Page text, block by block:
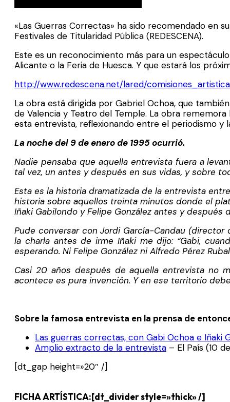
«Las Guerras Correctas» ha sido recomendado en
Festivales de Titularidad Pública (REDESCENA).
Este es un reconocimiento más para un
Alicante o la Feria de Huesca. Y que estará los
http://www.redescena.net/lared/
La obra está dirigida por Gabriel Ochoa, que
de Valencia y Teatro del Temple. La obra
esta entrevista, reflexionando entre el periodismo y
La noche del 9 de enero de 1995 ocurrió.
Nadie pensaba que aquella entrevista fuera a
tal vez, un antes y después en sus vidas, y sobre
Esta es la historia dramatizada de la entrevista
historia sobre aquellos treinta minutos donde el
Iñaki Gabilondo y Felipe González antes y después
Pude conversar con Jordi García-Candau (director
la charla antes de irme Iñaki me dijo: “Gabi,
esperando. Ni Felipe González ni Alfredo Pérez
Casi 20 años después de aquella entrevista no
acontece es pura invención. Y en ese territorio
Sobre la famosa entrevista en la prensa de
Las guerras correctas, con Gabi Ochoa e Iñaki
Amplio extracto de la entrevista – El País (10
[dt_gap height=»20″ /]
FICHA ARTÍSTICA:[dt_divider style=»thick» /]